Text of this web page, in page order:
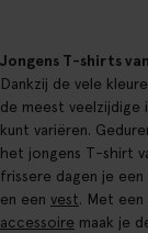
Jongens T-shirts
Dankzij de vele
de meest veelzijdige
kunt variëren.
het jongens T-shirt
frissere dagen je
en een vest. Met
accessoire maak je